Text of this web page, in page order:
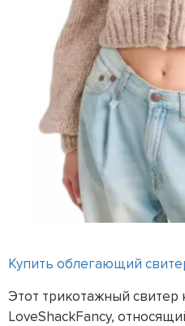
Купить облегающий
Этот трикотажный свитер
LoveShackFancy,